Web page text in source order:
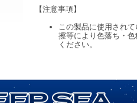
【注意事項】
この製品に使用され
擦等により色落ち・
ください。